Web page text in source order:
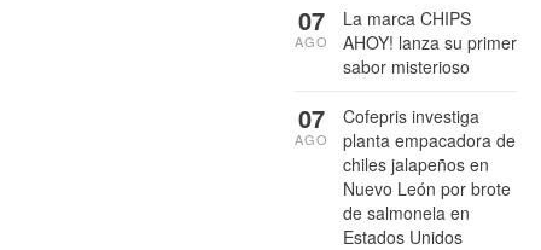
La marca CHIPS
AHOY! lanza su primer
sabor misterioso
07
AGO
Cofepris investiga
planta empacadora de
chiles jalapeños en
Nuevo León por brote
de salmonela en
Estados Unidos
07
AGO